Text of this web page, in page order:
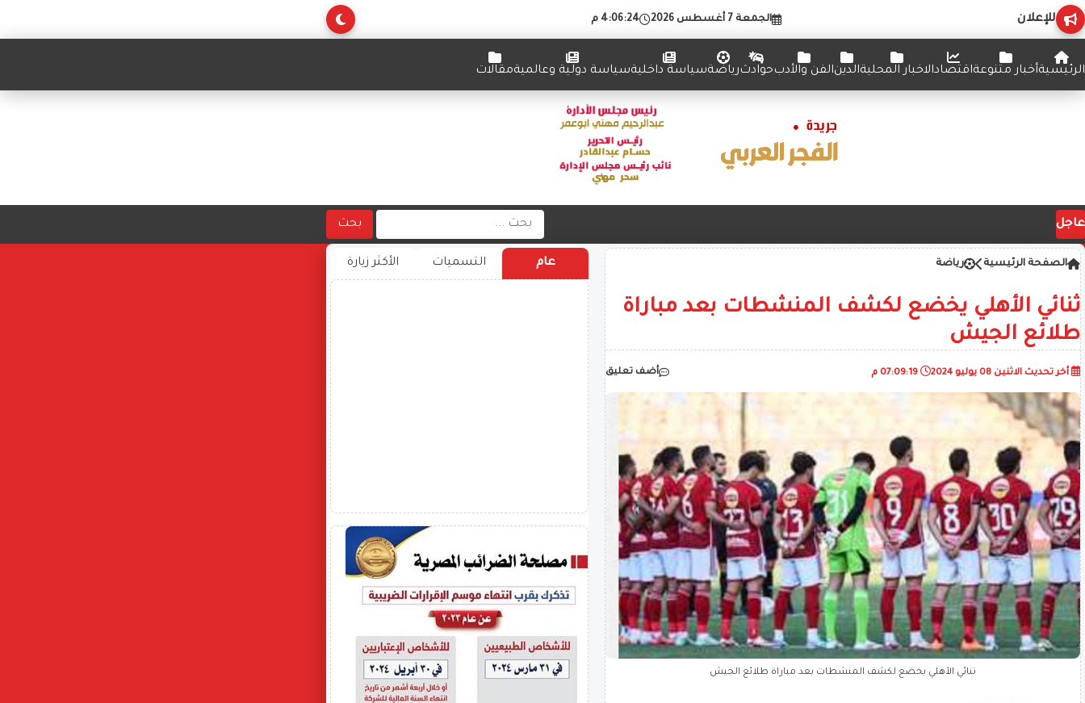
للإعلان الجمعة 7 أغسطس 2026 4:06:24 م
الرئيسيةأخبار متنوعةاقتصادالاخبار المحليةالدينالفن والأدبحوادثرياضةسياسة داخليةسياسة دولية وعالميةمقالات
عاجل بحث
الصفحة الرئيسية رياضة
ثنائي الأهلي يخضع لكشف المنشطات بعد مباراة
طلائع الجيش
أخر تحديث الاثنين 08 يوليو 2024 أضف تعليق
ثنائي الأهلي يخضع لكشف المنشطات بعد مباراة طلائع الجيش
عام التسميات الأكثر زيارة